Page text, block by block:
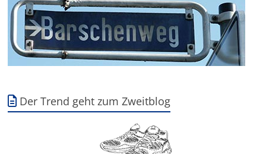
Der Trend geht zum Zweitblog